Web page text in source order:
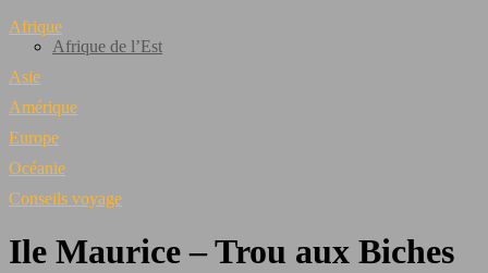
Afrique
Afrique de l’Est
Asie
Amérique
Europe
Océanie
Conseils voyage
Ile Maurice – Trou aux Biches